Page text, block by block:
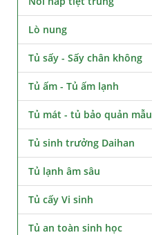
Lò nung
Tủ sấy - Sấy chân không
Tủ ấm - Tủ ấm lạnh
Tủ mát - tủ bảo quản mẫu
Tủ sinh trưởng Daihan
Tủ lạnh âm sâu
Tủ cấy Vi sinh
Tủ an toàn sinh học